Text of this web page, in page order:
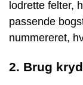
lodrette felter,
passende
nummereret,
2. Brug